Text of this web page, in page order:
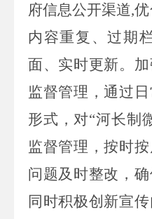
府信息公开渠道,
内容重复、过期
面、实时更新。
监督管理，通过
形式，对“河长制
监督管理，按时
问题及时整改，确
同时积极创新宣